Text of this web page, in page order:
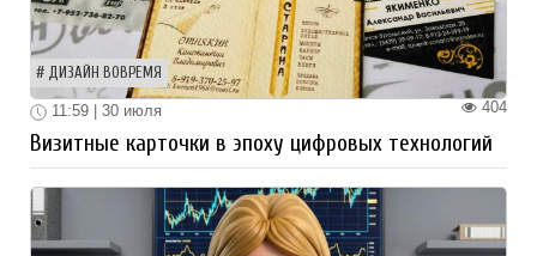
ДИЗАЙН ВОВРЕМЯ
404
11:59 | 30 июля
Визитные карточки в эпоху цифровых технологий